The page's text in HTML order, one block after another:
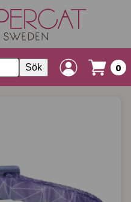
Sök 0